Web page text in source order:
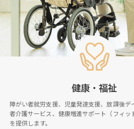
健康・福祉
障がい者就労支援、児童発達支援、放課後デ
者介護サービス、健康増進サポート（フィッ
を提供します。